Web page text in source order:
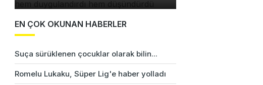
EN ÇOK OKUNAN HABERLER
Suça sürüklenen çocuklar olarak bilin...
Romelu Lukaku, Süper Lig'e haber yolladı